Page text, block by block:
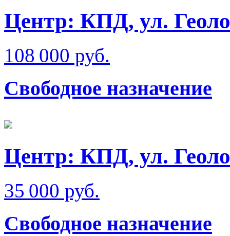
Центр: КПД, ул.
108 000 руб.
Свободное назначение
Центр: КПД, ул.
35 000 руб.
Свободное назначение